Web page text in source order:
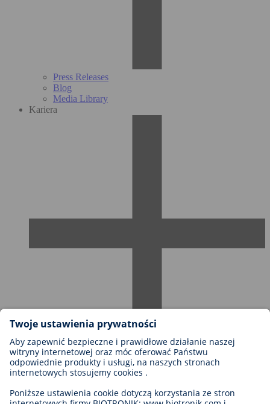
Press Releases
Blog
Media Library
Kariera
Możliwości kariery w firmie BIOTRONIK
Szczeble kariery
Dlaczego warto z nami pracować?
Aplikacja